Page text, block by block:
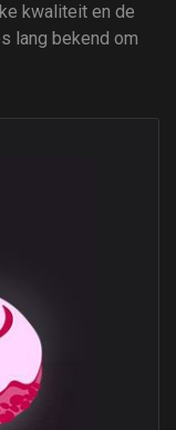
kwaliteit en de
lang bekend om